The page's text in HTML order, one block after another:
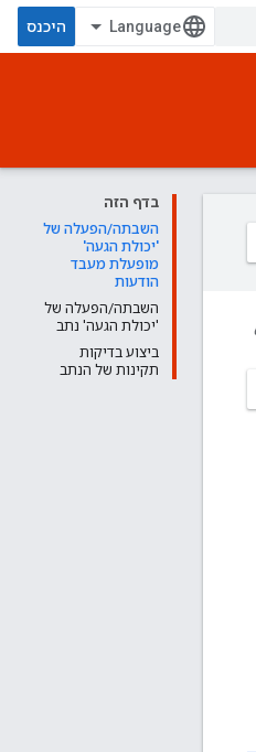
היכנס
בדף הזה
השבתה/הפעלה של
'יכולת הגעה'
מופעלת מעבד
הודעות
השבתה/הפעלה של
'יכולת הגעה' נתב
ביצוע בדיקות
תקינות של הנתב